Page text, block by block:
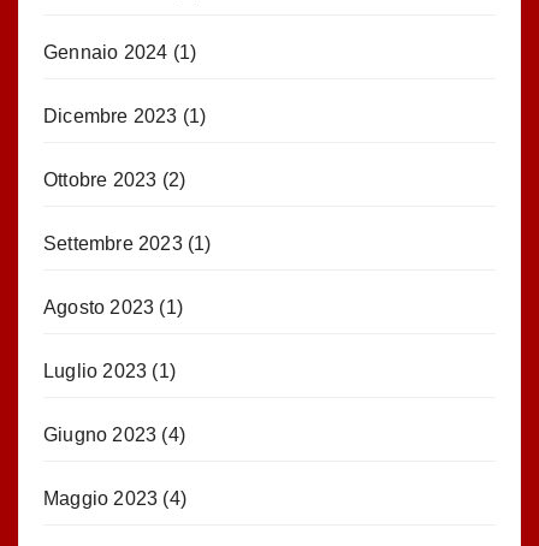
Gennaio 2024 (1)
Dicembre 2023 (1)
Ottobre 2023 (2)
Settembre 2023(1)
Agosto 2023 (1)
Luglio 2023 (1)
Giugno 2023 (4)
Maggio 2023 (4)